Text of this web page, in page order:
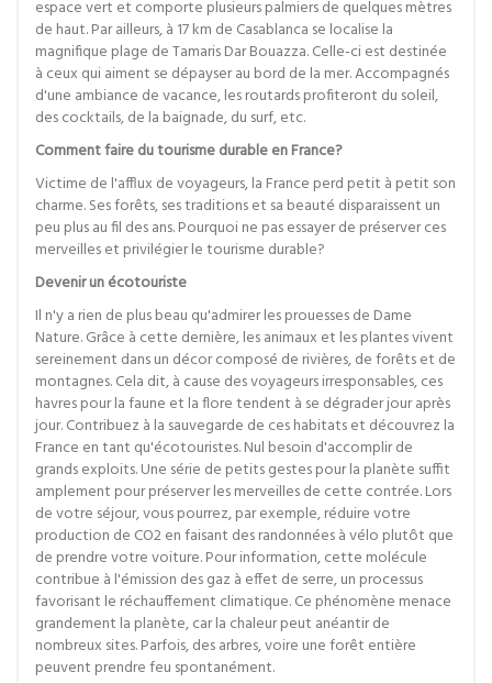
espace vert et comporte plusieurs palmiers de quelques mètres
de haut. Par ailleurs, à 17 km de Casablanca se localise la
magnifique plage de Tamaris Dar Bouazza. Celle-ci est destinée
à ceux qui aiment se dépayser au bord de la mer. Accompagnés
d'une ambiance de vacance, les routards profiteront du soleil,
des cocktails, de la baignade, du surf, etc.
Comment faire du tourisme durable en France?
Victime de l'afflux de voyageurs, la France perd petit à petit son
charme. Ses forêts, ses traditions et sa beauté disparaissent un
peu plus au fil des ans. Pourquoi ne pas essayer de préserver ces
merveilles et privilégier le tourisme durable?
Devenir un écotouriste
Il n'y a rien de plus beau qu'admirer les prouesses de Dame
Nature. Grâce à cette dernière, les animaux et les plantes vivent
sereinement dans un décor composé de rivières, de forêts et de
montagnes. Cela dit, à cause des voyageurs irresponsables, ces
havres pour la faune et la flore tendent à se dégrader jour après
jour. Contribuez à la sauvegarde de ces habitats et découvrez la
France en tant qu'écotouristes. Nul besoin d'accomplir de
grands exploits. Une série de petits gestes pour la planète suffit
amplement pour préserver les merveilles de cette contrée. Lors
de votre séjour, vous pourrez, par exemple, réduire votre
production de CO2 en faisant des randonnées à vélo plutôt que
de prendre votre voiture. Pour information, cette molécule
contribue à l'émission des gaz à effet de serre, un processus
favorisant le réchauffement climatique. Ce phénomène menace
grandement la planète, car la chaleur peut anéantir de
nombreux sites. Parfois, des arbres, voire une forêt entière
peuvent prendre feu spontanément.